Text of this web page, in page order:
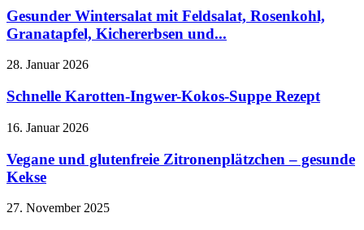
Gesunder Wintersalat mit Feldsalat, Rosenkohl,
Granatapfel, Kichererbsen und...
28. Januar 2026
Schnelle Karotten-Ingwer-Kokos-Suppe Rezept
16. Januar 2026
Vegane und glutenfreie Zitronenplätzchen – gesunde
Kekse
27. November 2025